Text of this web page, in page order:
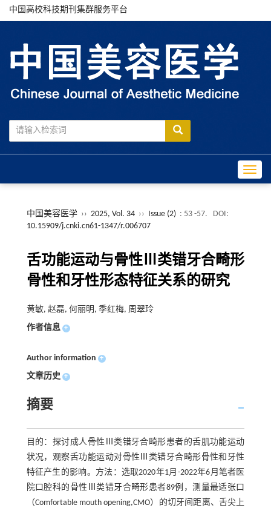
中国高校科技期刊集群服务平台
中国美容医学 ›› 2025, Vol. 34 ›› Issue (2) : 53 -57.
DOI:
10.15909/j.cnki.cn61-1347/r.006707
舌功能运动与骨性Ⅲ类错牙合畸形
骨性和牙性形态特征关系的研究
黄敏, 赵磊, 何丽明, 季红梅, 周翠玲
作者信息 +
Author information +
文章历史 +
摘要
目的：探讨成人骨性Ⅲ类错牙合畸形患者的舌肌功能运动
状况，观察舌功能运动对骨性Ⅲ类错牙合畸形骨性和牙性
特征产生的影响。方法：选取2020年1月-2022年6月笔者医
院口腔科的骨性Ⅲ类错牙合畸形患者89例，测量最适张口
（Comfortable mouth opening,CMO）的切牙间距离、舌尖上